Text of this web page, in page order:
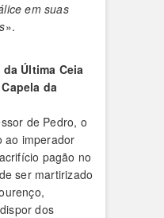
em suas
».
Última Ceia
da
de Pedro, o
ao imperador
pagão no
ser martirizado
dos